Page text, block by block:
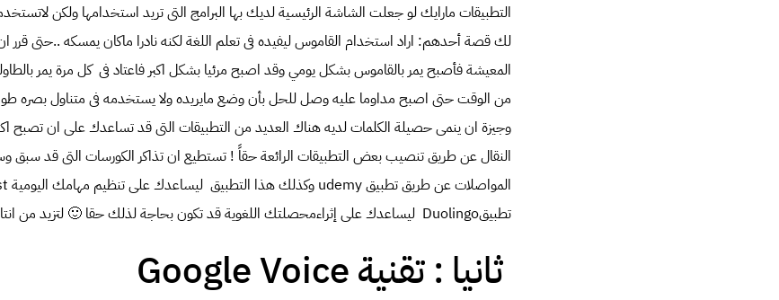
التطبيقات مارايك لو جعلت الشاشة الرئيسية لديك بها البرامج التى تريد استخدامها ولكن
لك قصة أحدهم: اراد استخدام القاموس ليفيده فى تعلم اللغة لكنه نادرا ماكان يمسكه ..حتى قرر
المعيشة فأصبح يمر بالقاموس بشكل يومي وقد اصبح مرئيا بشكل اكبر فاعتاد فى كل مرة يمر
من الوقت حتى اصبح مداوما عليه وصل للحل بأن وضع مايريده ولا يستخدمه فى متناول بصره
وجيزة ان ينمى حصيلة الكلمات لديه هناك العديد من التطبيقات التى قد تساعدك على ان تصبح
النقال عن طريق تنصيب بعض التطبيقات الرائعة حقاً ! تستطيع ان تذاكر الكورسات التى قد سبق
المواصلات عن طريق تطبيقudemy وكذلك هذا التطبيق ليساعدك على تنظيم مهامك اليومية
تطبيقDuolingo ليساعدك على إثراءمحصلتك اللغوية قد تكون بحاجة لذلك حقا 🙂 لتزيد من
ثانيا : تقنية Google Voice